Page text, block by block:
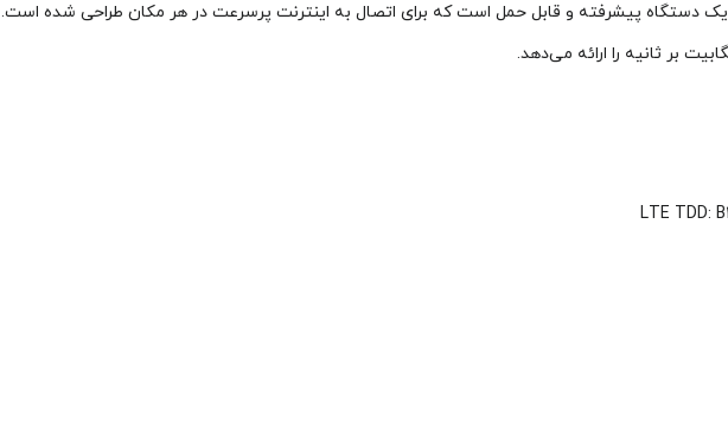
یک دستگاه پیشرفته و قابل حمل است که برای اتصال به اینترنت پرسرعت در هر مکان طراحی شده است.
LTE TDD: